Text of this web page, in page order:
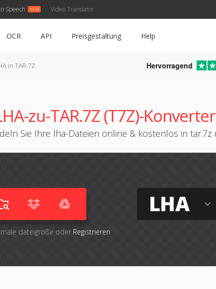
Speech Video Translator
OCR API Preisgestaltung Help
in TAR.7Z Hervorragend
zu-TAR.7Z (T7Z)-Konverter
Sie Ihre lha-Dateien online & kostenlos in tar.7z
dateigröße oder Registrieren
LHA